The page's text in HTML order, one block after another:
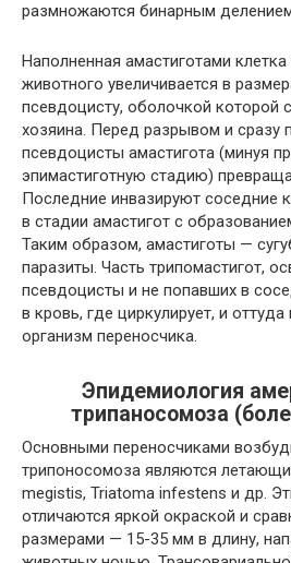
размножаются бинарным
Наполненная амастиготами
животного увеличивается в
псевдоцисту, оболочкой которой
хозяина. Перед разрывом и сразу
псевдоцисты амастигота (минуя
эпимастиготную стадию)
Последние инвазируют соседние
в стадии амастигот с
Таким образом, амастиготы —
паразиты. Часть трипомастигот,
псевдоцисты и не попавших в
в кровь, где циркулирует, и
организм переносчика.
Эпидемиология
трипаносомоза
Основными переносчиками
трипоносомоза являются
megistis, Triatoma infestens и др.
отличаются яркой окраской и
размерами — 15-35 мм в длину,